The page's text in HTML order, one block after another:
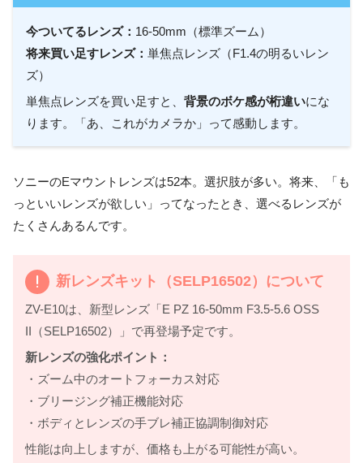
今ついてるレンズ： 16-50mm（標準ズーム）
将来買い足すレンズ： 単焦点レンズ（F1.4の明るいレン
ズ）
単焦点レンズを買い足すと、 背景のボケ感が桁違いにな
ります。「あ、これがカメラか」って感動します。
ソニーのEマウントレンズは52本。選択肢が多い。将来、「も
っといいレンズが欲しい」ってなったとき、選べるレンズが
たくさんあるんです。
新レンズキット（SELP16502）について
ZV-E10は、新型レンズ「E PZ 16-50mm F3.5-5.6 OSS
II（SELP16502）」で再登場予定です。
新レンズの強化ポイント：
・ズーム中のオートフォーカス対応
・ブリージング補正機能対応
・ボディとレンズの手ブレ補正協調制御対応
性能は向上しますが、価格も上がる可能性が高い。